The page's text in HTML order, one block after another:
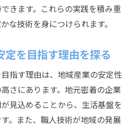
が快適に働ける職場環境
く働くための職場の工夫
実した職人職場の魅力
る働きやすい現場の選び方
生活を充実させるコツ
きます。これらの実践を積み重
な技術を身につけられます。
定を目指す理由を探る
指す理由は、地域産業の安定性
さにあります。地元密着の企業
見込めることから、生活基盤を
。また、職人技術が地域の発展